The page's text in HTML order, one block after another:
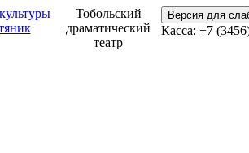
Тобольский
драматический
театр
Версия для
Касса: +7